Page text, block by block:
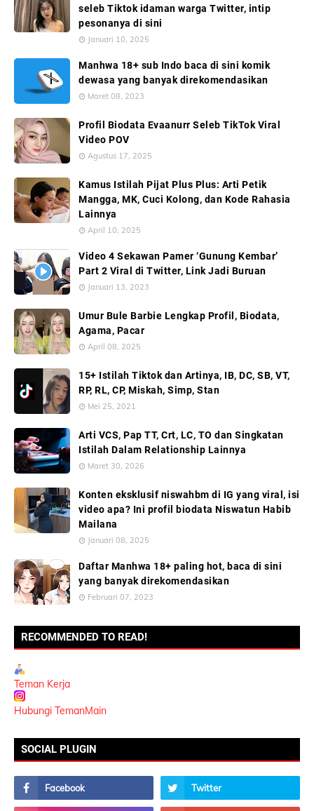
seleb Tiktok idaman warga Twitter, intip
pesonanya di sini
Januari 10, 2025
Manhwa 18+ sub Indo baca di sini komik
dewasa yang banyak direkomendasikan
Maret 08, 2023
Profil Biodata Evaanurr Seleb TikTok Viral
Video POV
Agustus 17, 2025
Kamus Istilah Pijat Plus Plus: Arti Petik
Mangga, MK, Cuci Kolong, dan Kode Rahasia
Lainnya
April 10, 2025
Video 4 Sekawan Pamer ‘Gunung Kembar’
Part 2 Viral di Twitter, Link Jadi Buruan
Januari 13, 2023
Umur Bule Barbie Lengkap Profil, Biodata,
Agama, Pacar
April 08, 2025
15+ Istilah Tiktok dan Artinya, IB, DC, SB, VT,
RP, RL, CP, Miskah, Simp, Stan
Mei 25, 2021
Arti VCS, Pap TT, Crt, LC, TO dan Singkatan
Istilah Dalam Relationship Lainnya
Maret 30, 2026
Konten eksklusif niswahbm di IG yang viral, isi
video apa? Ini profil biodata Niswatun Habib
Mailana
Januari 08, 2025
Daftar Manhwa 18+ paling hot, baca di sini
yang banyak direkomendasikan
Februari 07, 2023
RECOMMENDED TO READ!
Teman Kerja
Hubungi TemanMain
SOCIAL PLUGIN